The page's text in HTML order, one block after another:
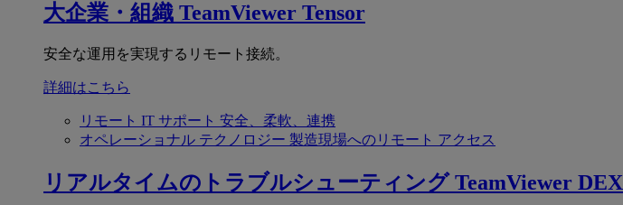
大企業・組織 TeamViewer Tensor
安全な運用を実現するリモート接続。
詳細はこちら
リモート IT サポート 安全、柔軟、連携
オペレーショナル テクノロジー 製造現場へのリモート アクセス
リアルタイムのトラブルシューティング TeamViewer DEX